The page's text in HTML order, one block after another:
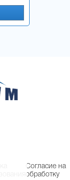
Согласие на
обработку